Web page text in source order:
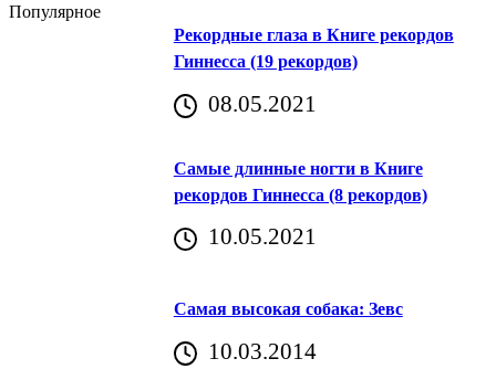
Популярное
Рекордные глаза в Книге рекордов
Гиннесса (19 рекордов)
08.05.2021
Самые длинные ногти в Книге
рекордов Гиннесса (8 рекордов)
10.05.2021
Самая высокая собака: Зевс
10.03.2014